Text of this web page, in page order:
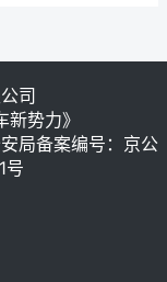
司
势力》
局备案编号：京公
号